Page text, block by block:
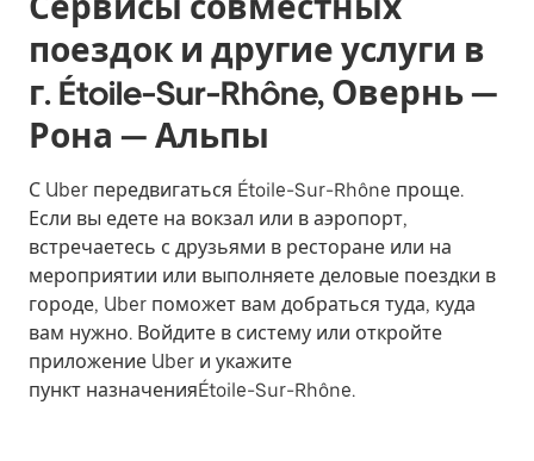
поездок и другие услуги в
г. Étoile-Sur-Rhône, Овернь —
Рона — Альпы
С Uber передвигаться Étoile-Sur-Rhône проще.
Если вы едете на вокзал или в аэропорт,
встречаетесь с друзьями в ресторане или на
мероприятии или выполняете деловые поездки в
городе, Uber поможет вам добраться туда, куда
вам нужно. Войдите в систему или откройте
приложение Uber и укажите
пункт назначенияÉtoile-Sur-Rhône.